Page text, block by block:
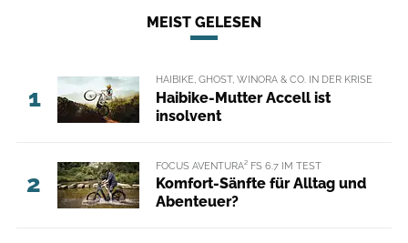
MEIST GELESEN
1
HAIBIKE, GHOST, WINORA & CO. IN DER KRISE
Haibike-Mutter Accell ist
insolvent
2
FOCUS AVENTURA² FS 6.7 IM TEST
Komfort-Sänfte für Alltag und
Abenteuer?